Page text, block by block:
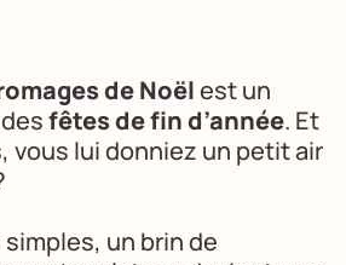
de Noëlest un
fêtes de fin d’année. Et
vous lui donniez un petit air
un brin de